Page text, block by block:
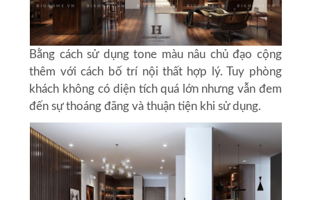
Bằng cách sử dụng tone màu nâu chủ đạo cộng
thêm với cách bố trí nội thất hợp lý. Tuy phòng
khách không có diện tích quá lớn nhưng vẫn đem
đến sự thoáng đãng và thuận tiện khi sử dụng.